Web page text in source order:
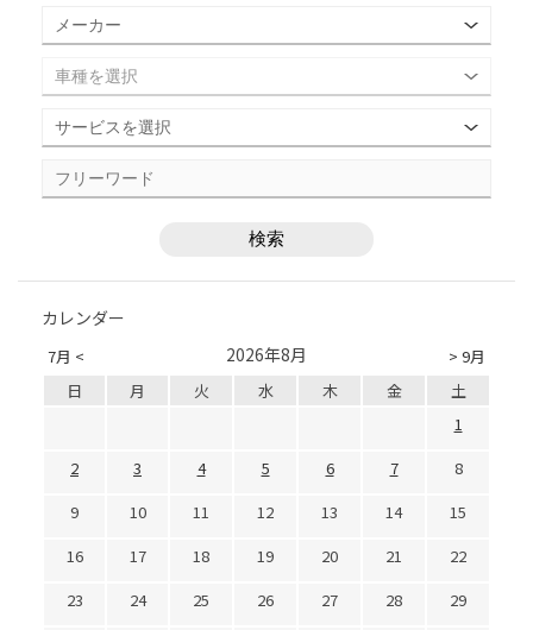
カレンダー
7月 < > 9月
2026年8月
日 月 火 水 木 金
土
1
2
3 4 5 6 7
8
9
10 11 12 13 14
15
16
17 18 19 20 21
22
23
24 25 26 27 28
29